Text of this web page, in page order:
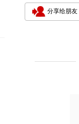
分享给朋友